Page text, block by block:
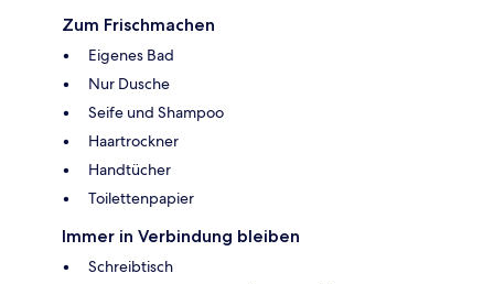
Zum Frischmachen
Eigenes Bad
Nur Dusche
Seife und Shampoo
Haartrockner
Handtücher
Toilettenpapier
Immer in Verbindung bleiben
Schreibtisch